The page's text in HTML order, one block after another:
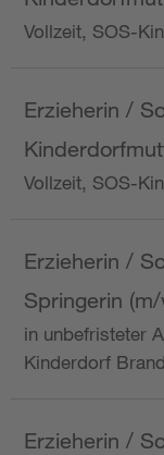
Vollzeit, SOS-
Erzieherin /
Vollzeit, SOS-
Erzieherin /
Springerin
in unbefristeter
Kinderdorf
Erzieherin /